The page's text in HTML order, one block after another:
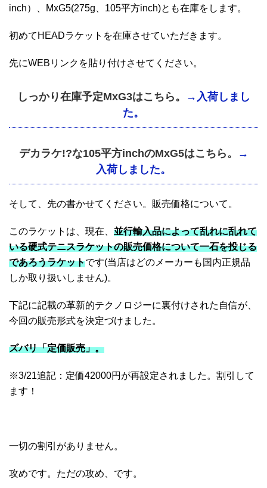
inch）、MxG5(275g、105平方inch)とも在庫をします。
初めてHEADラケットを在庫させていただきます。
先にWEBリンクを貼り付けさせてください。
しっかり在庫予定MxG3はこちら。
→入荷しまし
た。
デカラケ!?な105平方inchのMxG5はこちら。
→
入荷しました。
そして、先の書かせてください。販売価格について。
このラケットは、現在、 並行輸入品によって乱れに乱れて
いる硬式テニスラケットの販売価格について一石を投じる
であろうラケットです(当店はどのメーカーも国内正規品
しか取り扱いしません)。
下記に記載の革新的テクノロジーに裏付けされた自信が、
今回の販売形式を決定づけました。
ズバリ「定価販売」。
※3/21追記：定価42000円が再設定されました。割引して
ます！
一切の割引がありません。
攻めです。ただの攻め、です。